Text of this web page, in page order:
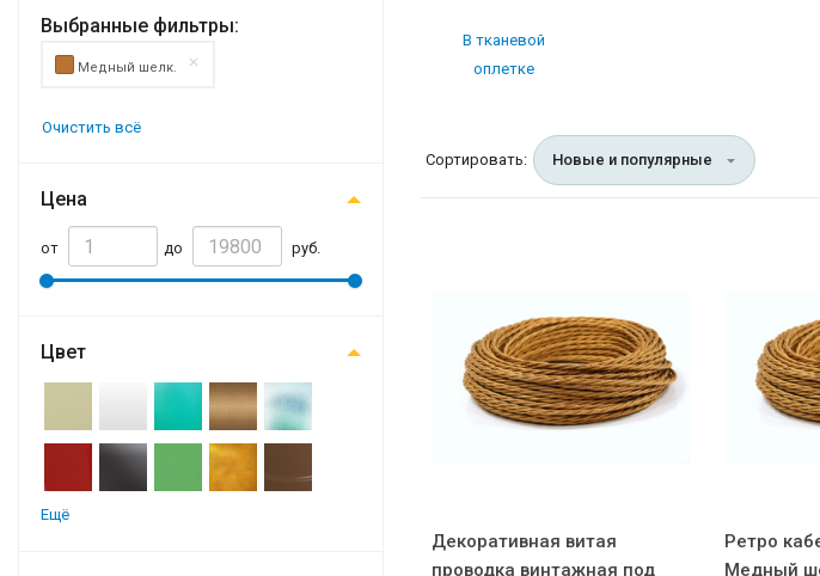
Выбранные фильтры:
Медный шелк.
Очистить всё
Цена
от до руб.
Цвет
Ещё
В тканевой
оплетке
Сортировать: Новые и популярные
Декоративная витая
проводка винтажная под
Ретро
Медный